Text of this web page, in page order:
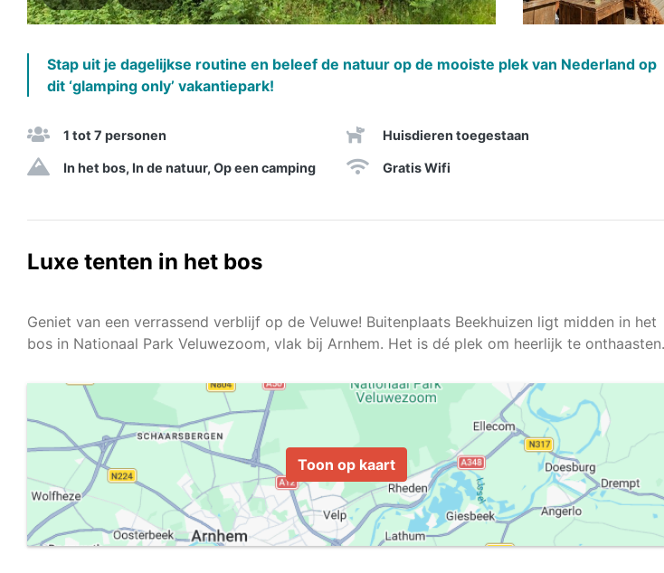
Stap uit je dagelijkse routine en beleef de natuur op de mooiste plek van Nederland op
dit ‘glamping only’ vakantiepark!
1 tot 7 personen Huisdieren toegestaan
In het bos, In de natuur, Op een camping Gratis Wifi
Luxe tenten in het bos
Geniet van een verrassend verblijf op de Veluwe! Buitenplaats Beekhuizen ligt midden in het
Toon op kaart